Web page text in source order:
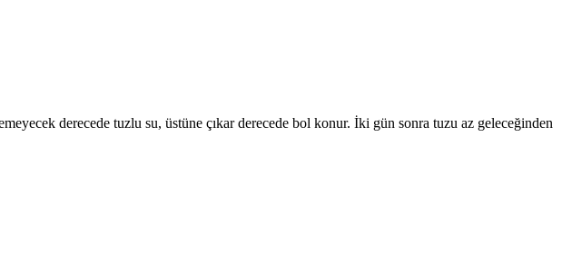
derecede tuzlu su, üstüne çıkar derecede bol konur. İki gün sonra tuzu az geleceğinden